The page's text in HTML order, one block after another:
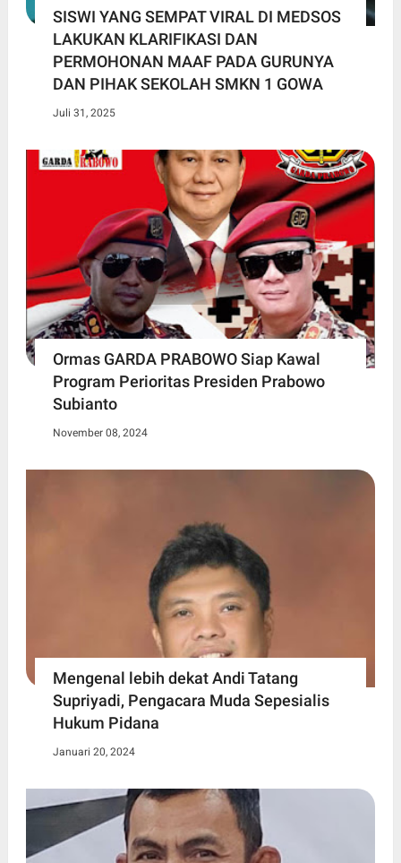
SISWI YANG SEMPAT VIRAL DI MEDSOS
LAKUKAN KLARIFIKASI DAN
PERMOHONAN MAAF PADA GURUNYA
DAN PIHAK SEKOLAH SMKN 1 GOWA
Juli 31, 2025
Ormas GARDA PRABOWO Siap Kawal
Program Perioritas Presiden Prabowo
Subianto
November 08, 2024
Mengenal lebih dekat Andi Tatang
Supriyadi, Pengacara Muda Sepesialis
Hukum Pidana
Januari 20, 2024